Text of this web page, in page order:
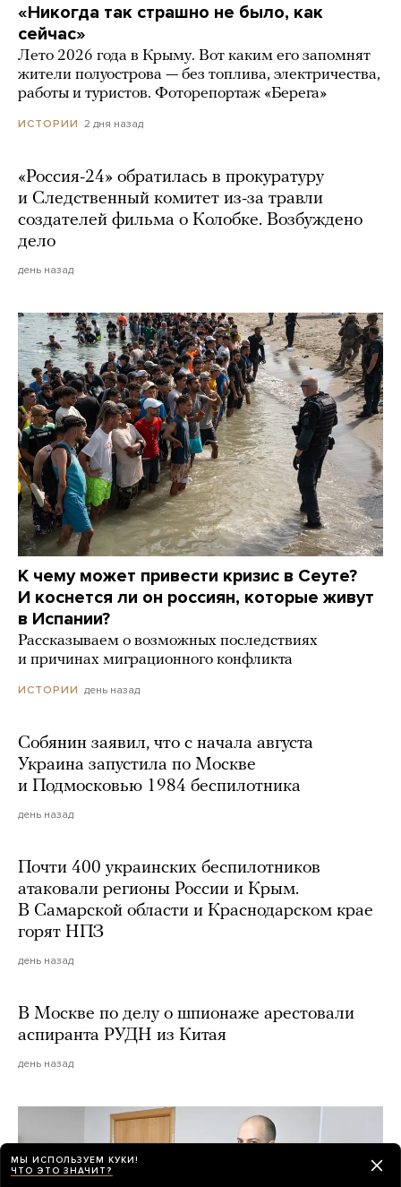
«Никогда так страшно не было, как
сейчас»
Лето 2026 года в Крыму. Вот каким его запомнят
жители полуострова — без топлива, электричества,
работы и туристов. Фоторепортаж «Берега»
ИСТОРИИ 2 дня назад
«Россия-24» обратилась в прокуратуру
и Следственный комитет из-за травли
создателей фильма о Колобке. Возбуждено
дело
день назад
К чему может привести кризис в Сеуте?
И коснется ли он россиян, которые живут
в Испании?
Рассказываем о возможных последствиях
и причинах миграционного конфликта
ИСТОРИИ день назад
Собянин заявил, что с начала августа
Украина запустила по Москве
и Подмосковью 1984 беспилотника
день назад
Почти 400 украинских беспилотников
атаковали регионы России и Крым.
В Самарской области и Краснодарском крае
горят НПЗ
день назад
В Москве по делу о шпионаже арестовали
аспиранта РУДН из Китая
день назад
МЫ ИСПОЛЬЗУЕМ КУКИ!
ЧТО ЭТО ЗНАЧИТ?